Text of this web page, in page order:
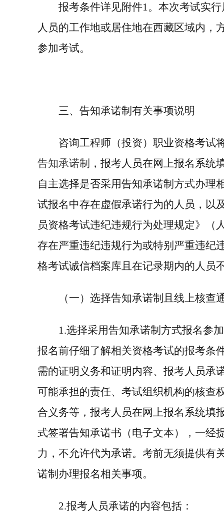
报考条件详见附件1 。本次考试实
人员的工作地或居住地在西藏区域内，
参加考试。
三、告知承诺制有关事项说明
咨询工程师（投资）职业资格考试
告知承诺制 ，报考人员在网上报名系统
自主选择是否采用告知承诺制方式办理
试报名中存在虚假承诺行为的人员，以
员资格考试违纪违规行为处理规定》（
存在严重违纪违规行为或特别严重违纪
格考试诚信档案库且在记录期内的人员
（一）选择告知承诺制且线上核查
1.选择采用告知承诺制方式报名参
报名前仔细了解相关资格考试的报考条
需的证明义务和证明内容、报考人员承
可能承担的责任、考试组织机构的核查
合义务等，报考人员在网上报名系统填
式签署告知承诺书（电子文本），一经
力，不允许代为承诺。考前无须提供有
诺制办理报名相关事项。
2.报考人员承诺的内容包括：